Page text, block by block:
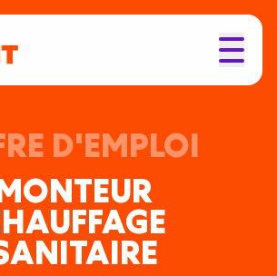
D'EMPLOI